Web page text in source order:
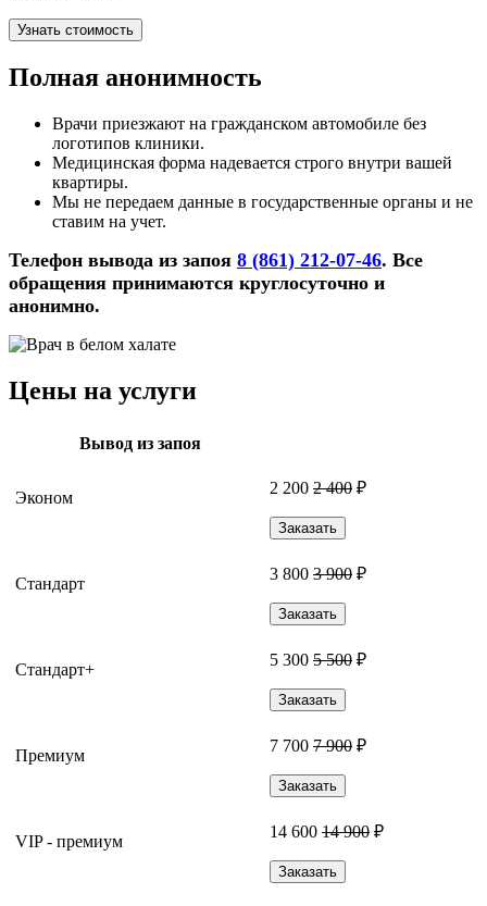
Узнать стоимость
Полная анонимность
Врачи приезжают на гражданском автомобиле без
логотипов клиники.
Медицинская форма надевается строго внутри вашей
квартиры.
Мы не передаем данные в государственные органы и не
ставим на учет.
Телефон вывода из запоя 8 (861) 212-07-46. Все
обращения принимаются круглосуточно и
анонимно.
Цены на услуги
Вывод из запоя
Эконом
2 200 2 400 ₽
Заказать
Стандарт
3 800 3 900 ₽
Заказать
Стандарт+
5 300 5 500 ₽
Заказать
Премиум
7 700 7 900 ₽
Заказать
VIP - премиум
14 600 14 900 ₽
Заказать